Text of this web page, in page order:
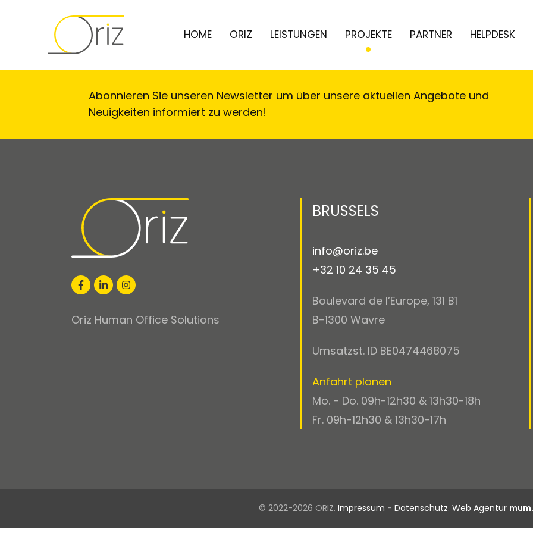
HOME ORIZ LEISTUNGEN PROJEKTE PARTNER HELPDESK
Abonnieren Sie unseren Newsletter um über unsere aktuellen Angebote und
Neuigkeiten informiert zu werden!
Oriz Human Office Solutions
BRUSSELS
info@oriz.be
+32 10 24 35 45
Boulevard de l’Europe, 131 B1
B-1300 Wavre
Umsatzst. ID BE0474468075
Anfahrt planen
Mo. - Do. 09h-12h30 & 13h30-18h
Fr. 09h-12h30 & 13h30-17h
© 2022-2026 ORIZ. Impressum - Datenschutz. Web Agentur